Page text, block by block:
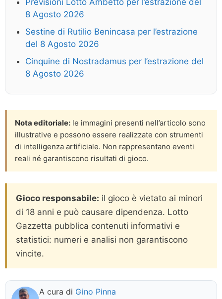
Previsioni Lotto Ambetto per l’estrazione del
8 Agosto 2026
Sestine di Rutilio Benincasa per l’estrazione
del 8 Agosto 2026
Cinquine di Nostradamus per l’estrazione del
8 Agosto 2026
Nota editoriale: le immagini presenti nell’articolo sono
illustrative e possono essere realizzate con strumenti
di intelligenza artificiale. Non rappresentano eventi
reali né garantiscono risultati di gioco.
Gioco responsabile: il gioco è vietato ai minori
di 18 anni e può causare dipendenza. Lotto
Gazzetta pubblica contenuti informativi e
statistici: numeri e analisi non garantiscono
vincite.
A cura di Gino Pinna